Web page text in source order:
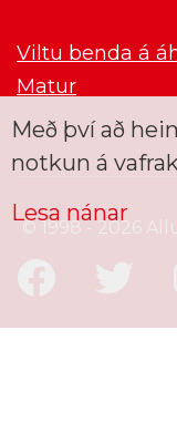
Viltu benda á
Matur
© 1998 - 2026
Með því að
notkun á
Lesa nánar